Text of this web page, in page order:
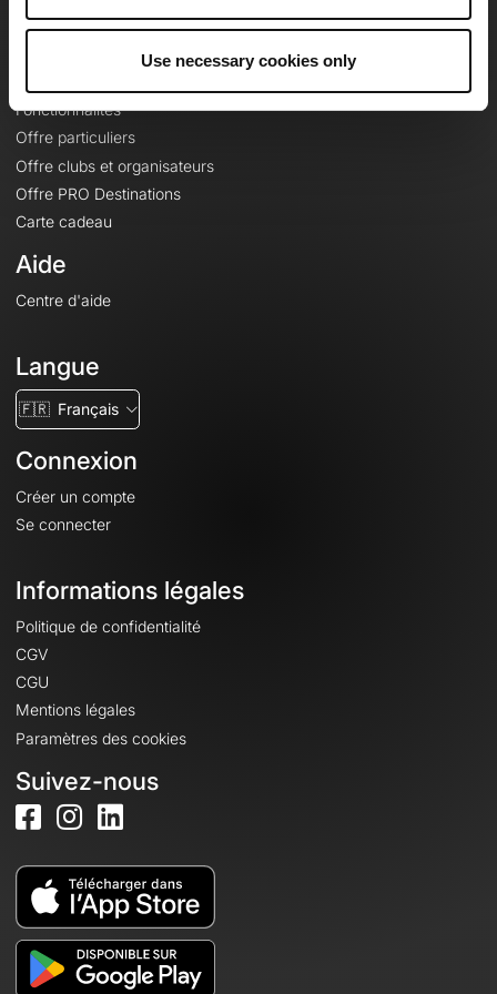
Use necessary cookies only
Fonctionnalités
Offre particuliers
Offre clubs et organisateurs
Offre PRO Destinations
Carte cadeau
Aide
Centre d'aide
Langue
🇫🇷 Français
Connexion
Créer un compte
Se connecter
Informations légales
Politique de confidentialité
CGV
CGU
Mentions légales
Paramètres des cookies
Suivez-nous